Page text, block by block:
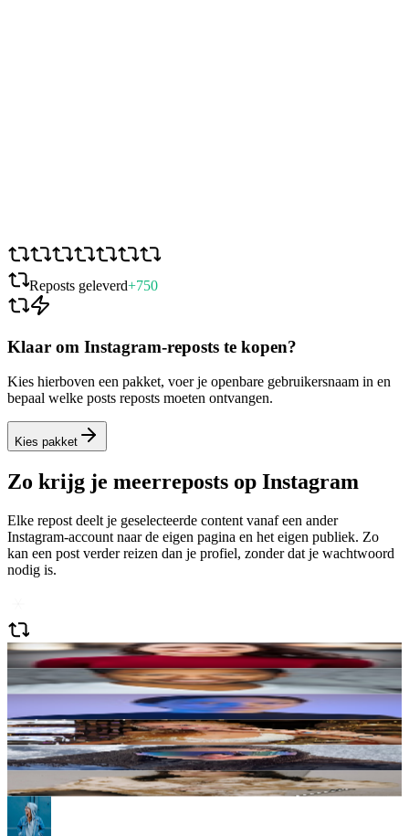
Reposts geleverd+750
Klaar om Instagram-reposts te kopen?
Kies hierboven een pakket, voer je openbare gebruikersnaam in en
bepaal welke posts reposts moeten ontvangen.
Kies pakket
Zo krijg je meerreposts op Instagram
Elke repost deelt je geselecteerde content vanaf een ander
Instagram-account naar de eigen pagina en het eigen publiek. Zo
kan een post verder reizen dan je profiel, zonder dat je wachtwoord
nodig is.